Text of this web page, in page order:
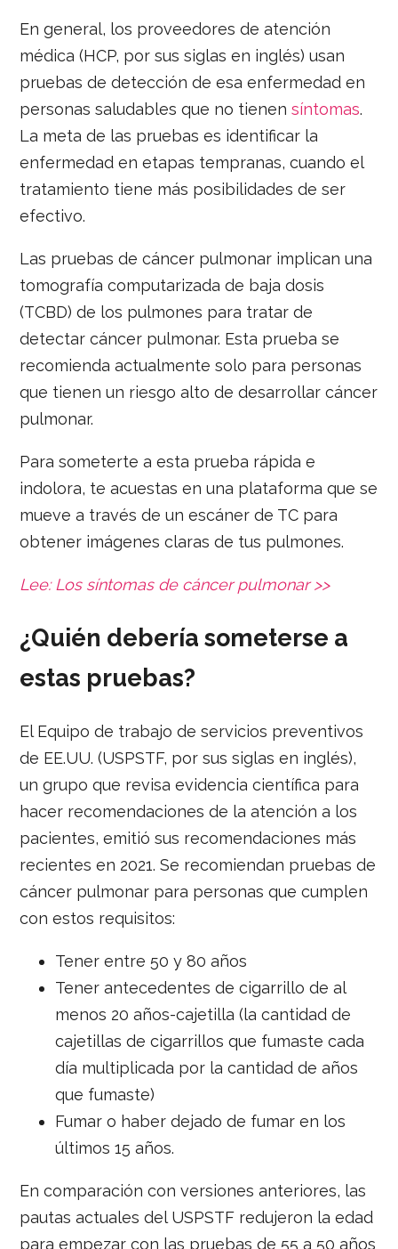
En general, los proveedores de atención
médica (HCP, por sus siglas en inglés) usan
pruebas de detección de esa enfermedad en
personas saludables que no tienensíntomas.
La meta de las pruebas es identificar la
enfermedad en etapas tempranas, cuando el
tratamiento tiene más posibilidades de ser
efectivo.
Las pruebas de cáncer pulmonar implican una
tomografía computarizada de baja dosis
(TCBD) de los pulmones para tratar de
detectar cáncer pulmonar. Esta prueba se
recomienda actualmente solo para personas
que tienen un riesgo alto de desarrollar cáncer
pulmonar.
Para someterte a esta prueba rápida e
indolora, te acuestas en una plataforma que se
mueve a través de un escáner de TC para
obtener imágenes claras de tus pulmones.
Lee:Los síntomas de cáncer pulmonar >>
¿Quién debería someterse a
estas pruebas?
El Equipo de trabajo de servicios preventivos
de EE.UU. (USPSTF, por sus siglas en inglés),
un grupo que revisa evidencia científica para
hacer recomendaciones de la atención a los
pacientes, emitió sus recomendaciones más
recientes en 2021. Se recomiendan pruebas de
cáncer pulmonar para personas que cumplen
con estos requisitos:
Tener entre 50 y 80 años
Tener antecedentes de cigarrillo de al
menos 20 años-cajetilla (la cantidad de
cajetillas de cigarrillos que fumaste cada
día multiplicada por la cantidad de años
que fumaste)
Fumar o haber dejado de fumar en los
últimos 15 años.
En comparación con versiones anteriores, las
pautas actuales del USPSTF redujeron la edad
para empezar con las pruebas de 55 a 50 años